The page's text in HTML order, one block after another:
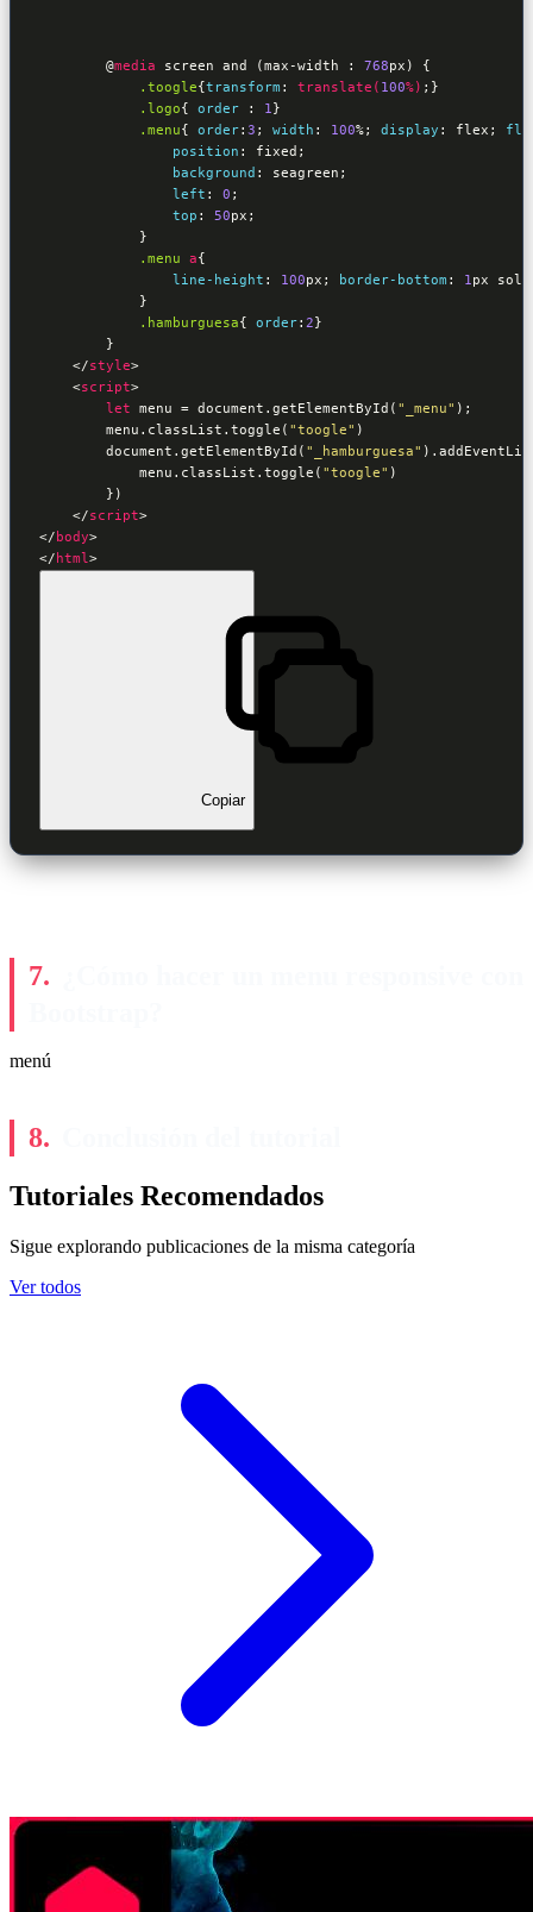
@media screen and (max-width : 768px) {
.toogle{transform : translate( 100%) ; }
.logo{ order : 1}
.menu{ order: 3 ; width : 100%; display : flex ;
position : fixed ;
background : seagreen ;
left : 0 ;
top : 50px ;
}
.menu a{
line-height : 100px ; border-bottom : 1px
}
.hamburguesa{ order: 2}
        }
</style>
<script>
let menu = document.getElementById( "_menu" );
        menu.classList.toggle(
"toogle" )
        document.getElementById(
"_hamburguesa"
            menu.classList.toggle(
"toogle" )
        })
</script>
</ body>
</ html>
Copiar
menú
Tutoriales Recomendados
Sigue explorando publicaciones de la misma categoría
Ver todos